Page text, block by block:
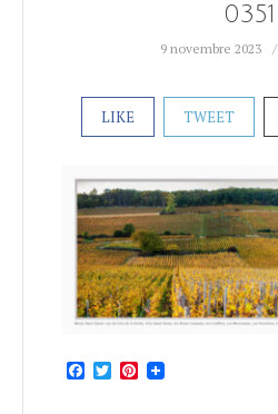
0351
9 novembre 2023
LIKE TWEET
Facebook
TwitterPinterest